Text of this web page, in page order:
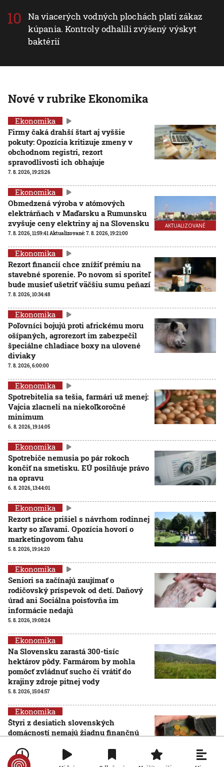
Na viacerých vodných plochách platí zákaz
kúpania. Kontroly odhalili zvýšený výskyt
baktérií
Nové v rubrike Ekonomika
Ekonomika
Firmy čaká drahší štart aj vyššie
pokuty: Opozícia kritizuje zmeny v
obchodnom registri, rezort
spravodlivosti ich obhajuje
7. 8. 2026, 19:25:26
AKTUALIZOVANÉ
Ekonomika
Obmedzená výroba v atómových
elektrárňach v Maďarsku a Rumunsku
zvyšuje ceny elektriny aj na Slovensku
7. 8. 2026, 11:59:41Aktualizované:7. 8. 2026, 19:21:00
Ekonomika
Rezort financií chce znížiť prémiu na
stavebné sporenie. Po novom si sporiteľ
bude musieť ušetriť väčšiu sumu peňazí
7. 8. 2026, 10:34:48
Ekonomika
Poľovníci bojujú proti africkému moru
ošípaných, agrorezort im zabezpečil
špeciálne chladiace boxy na ulovené
diviaky
7. 8. 2026, 6:00:00
Ekonomika
Spotrebitelia sa tešia, farmári už menej:
Vajcia zlacneli na niekoľkoročné
minimum
6. 8. 2026, 19:14:05
Ekonomika
Spotrebiče nemusia po pár rokoch
končiť na smetisku. EÚ posilňuje právo
na opravu
6. 8. 2026, 13:44:01
Ekonomika
Rezort práce prišiel s návrhom rodinnej
karty so zľavami. Opozícia hovorí o
marketingovom ťahu
5. 8. 2026, 19:14:20
Ekonomika
Seniori sa začínajú zaujímať o
rodičovský príspevok od detí. Daňový
úrad ani Sociálna poisťovňa im
informácie nedajú
5. 8. 2026, 19:08:24
Ekonomika
Na Slovensku zarastá 300-tisíc
hektárov pôdy. Farmárom by mohla
pomôcť zvládnuť sucho či vrátiť do
krajiny zdroje pitnej vody
5. 8. 2026, 15:04:57
Ekonomika
Štyri z desiatich slovenských
domácností nemajú žiadnu finančnú
5. 8. 2026, 6:00:00